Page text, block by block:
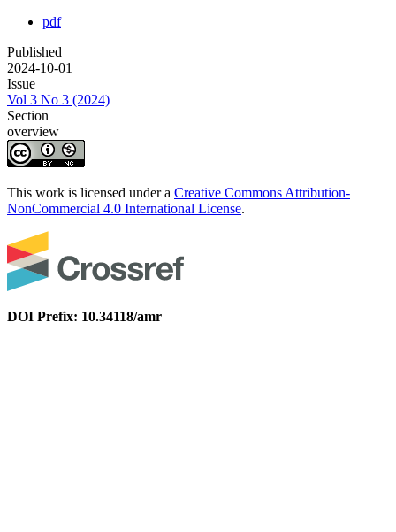
pdf
Published
2024-10-01
Issue
Vol 3 No 3 (2024)
Section
overview
This work is licensed under a Creative Commons Attribution-
NonCommercial 4.0 International License.
DOI Prefix: 10.34118/amr